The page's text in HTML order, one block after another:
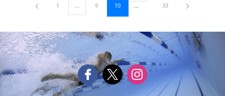
Pàgina
1 ...Pàgines intermèdies Utilitzeu TAB per navegar.
Pàgina
9 Pàgina
10
Pàgina
33